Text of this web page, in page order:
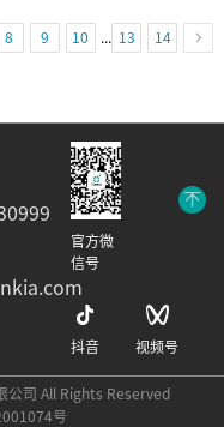
8 9 10 ... 13 14
官方微
信号
抖音 视频号
公司 All Rights Reserved
号